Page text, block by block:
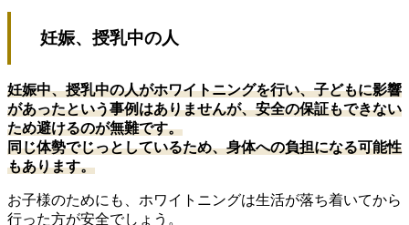
妊娠、授乳中の人
妊娠中、授乳中の人がホワイトニングを行い、子どもに影響
があったという事例はありませんが、安全の保証もできない
ため避けるのが無難です。
同じ体勢でじっとしているため、身体への負担になる可能性
もあります。
お子様のためにも、ホワイトニングは生活が落ち着いてから
行った方が安全でしょう。